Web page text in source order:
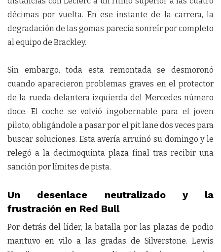
décimas por vuelta. En ese instante de la carrera, la
degradación de las gomas parecía sonreír por completo
al equipo de Brackley.
Sin embargo, toda esta remontada se desmoronó
cuando aparecieron problemas graves en el protector
de la rueda delantera izquierda del Mercedes número
doce. El coche se volvió ingobernable para el joven
piloto, obligándole a pasar por el pit lane dos veces para
buscar soluciones. Esta avería arruinó su domingo y le
relegó a la decimoquinta plaza final tras recibir una
sanción por límites de pista.
Un desenlace neutralizado y la
frustración en Red Bull
Por detrás del líder, la batalla por las plazas de podio
mantuvo en vilo a las gradas de Silverstone. Lewis